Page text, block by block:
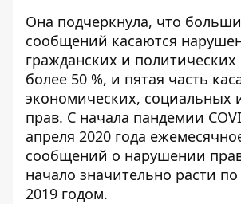
Она подчеркнула, что
сообщений касаются
гражданских и
более 50 %, и пятая часть
экономических, социальных
прав. С начала пандемии
апреля 2020 года
сообщений о нарушении
начало значительно расти
2019 годом.